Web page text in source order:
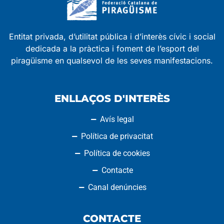
Entitat privada, d’utilitat pública i d’interès cívic i social
dedicada a la pràctica i foment de l’esport del
piragüisme en qualsevol de les seves manifestacions.
ENLLAÇOS D'INTERÈS
Avís legal
Política de privacitat
Política de cookies
Contacte
Canal denúncies
CONTACTE